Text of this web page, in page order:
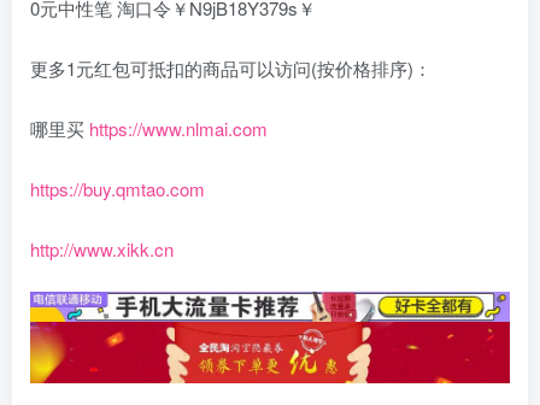
0元中性笔 淘口令￥N9jB18Y379s￥
更多1元红包可抵扣的商品可以访问(按价格排序)：
哪里买 https://www.nlmai.com
https://buy.qmtao.com
http://www.xikk.cn